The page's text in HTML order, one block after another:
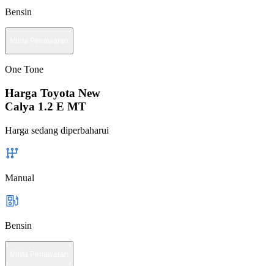
Bensin
One Tone
Harga Toyota New
Calya 1.2 E MT
Harga sedang diperbaharui
Manual
Bensin